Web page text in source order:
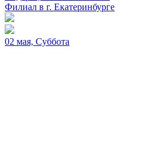
Филиал в г. Екатеринбурге
02 мая, Суббота